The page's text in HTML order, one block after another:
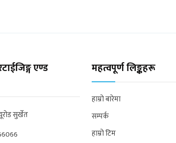
एण्ड
सुर्खेत
महत्वपूर्ण लिङ्कहरू
हाम्रो बारेमा
सम्पर्क
हाम्रो टिम